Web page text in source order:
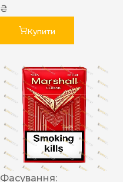
₴
Купити
Фасування: